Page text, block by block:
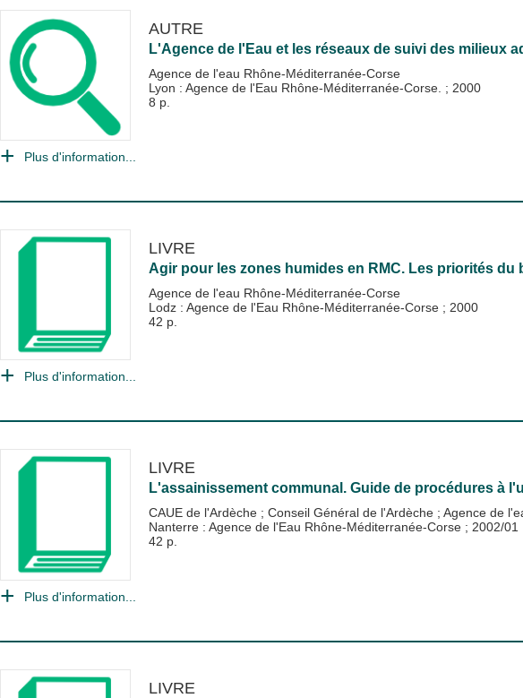
AUTRE
L'Agence de l'Eau et les réseaux de suivi des milieux
Agence de l'eau Rhône-Méditerranée-Corse
Lyon : Agence de l'Eau Rhône-Méditerranée-Corse. ; 2000
8 p.
Plus d'information...
LIVRE
Agir pour les zones humides en RMC. Les priorités du
Agence de l'eau Rhône-Méditerranée-Corse
Lodz : Agence de l'Eau Rhône-Méditerranée-Corse ; 2000
42 p.
Plus d'information...
LIVRE
L'assainissement communal. Guide de procédures à
CAUE de l'Ardèche ; Conseil Général de l'Ardèche ; Agence de
Nanterre : Agence de l'Eau Rhône-Méditerranée-Corse ; 2002/01
42 p.
Plus d'information...
LIVRE